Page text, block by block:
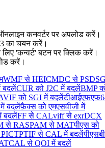
कनवर्टर पर अपलोड करें।
का चयन करें।
'कन्वर्ट' बटन पर क्लिक करें।
करें।
WMF से HEICMDC से PSD
बदलेंCUR को J2C में बदलेंBMP
को SGI में बदलें
बदलेंफ़ैक्स को एमएसवीजी में
बदलेंFF से CALviff से exrDCX
से RASPAM से MATपीएस को
PTIF से CAL में बदलेंपीएसबी
CAL से QOI में बदलें